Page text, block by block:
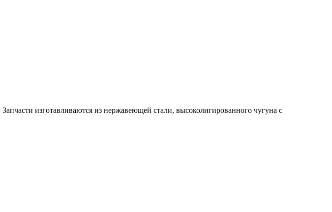
изготавливаются из нержавеющей стали, высоколигированного чугуна с